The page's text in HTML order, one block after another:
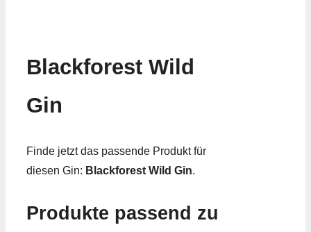
Blackforest Wild
Gin
Finde jetzt das passende Produkt für
diesen Gin: Blackforest Wild Gin.
Produkte passend zu